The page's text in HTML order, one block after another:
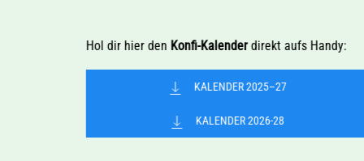
Hol dir hier denKonfi-Kalenderdirekt aufs Handy:
KALENDER 2025–27
KALENDER 2026-28